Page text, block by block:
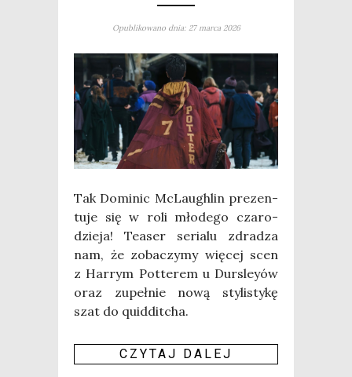
Opublikowano dnia: 27 marca 2026
Tak Domi­nic McLau­gh­lin pre­zen­
tu­je się w roli mło­de­go cza­ro­
dzie­ja! Teaser seria­lu zdra­dza
nam, że zoba­czy­my wię­cej scen
z Har­rym Pot­te­rem u Dur­sley­ów
oraz zupeł­nie nową sty­li­sty­kę
szat do quidditcha.
CZY­TAJ DALEJ